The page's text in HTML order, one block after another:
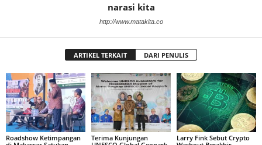
narasi kita
http://www.matakita.co
ARTIKEL TERKAIT DARI PENULIS
Roadshow Ketimpangan
Terima Kunjungan
Larry Fink Sebut Crypto